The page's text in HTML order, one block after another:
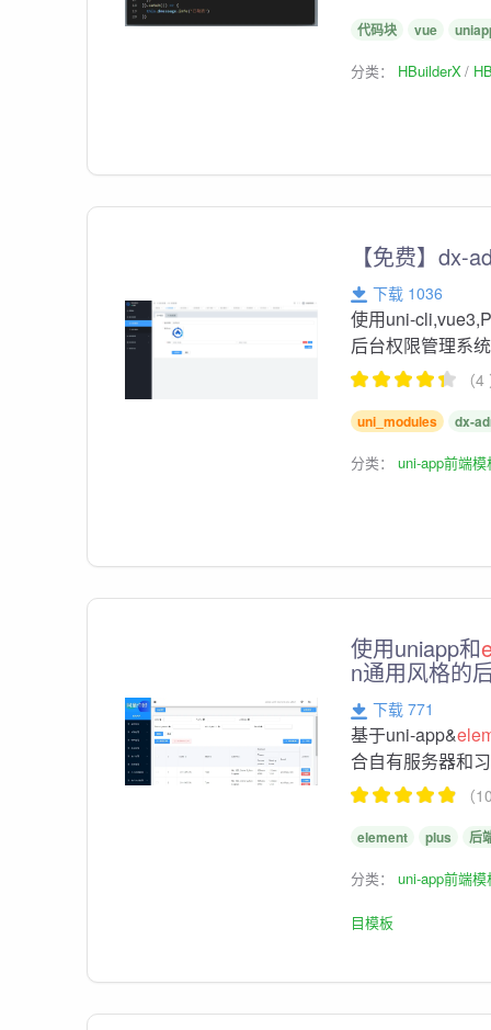
代码块 vue
分类： HBuilderX
【免费】dx-
下载 1036
使用uni-
后台权限管理系统
（
uni_modules dx-
分类：uni-app前端模
使用uniapp和
n通用风格的
下载 771
基于uni-app&
合自有服务器和
（
element plus 后
分类：uni-app前端模
目模板